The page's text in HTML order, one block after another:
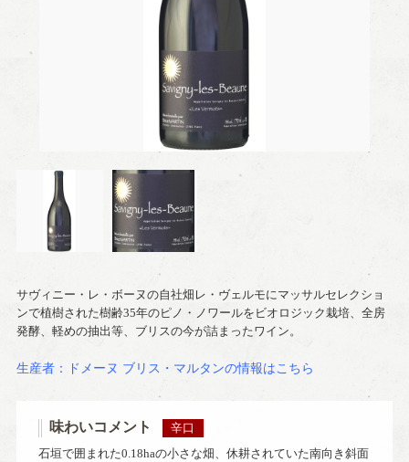
サヴィニー・レ・ボーヌの自社畑レ・ヴェルモにマッサルセレクショ
ンで植樹された樹齢35年のピノ・ノワールをビオロジック栽培、全房
発酵、軽めの抽出等、ブリスの今が詰まったワイン。
生産者：ドメーヌ ブリス・マルタンの情報はこちら
味わいコメント
辛口
石垣で囲まれた0.18haの小さな畑、休耕されていた南向き斜面